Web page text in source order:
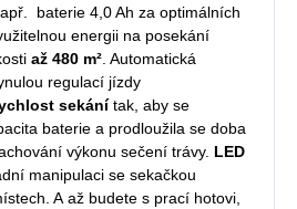
baterie 4,0 Ah za optimálních
energii na posekání
až 480 m². Automatická
regulací jízdy
sekání tak, aby se
baterie a prodloužila se doba
výkonu sečení trávy. LED
manipulaci se sekačkou
A až budete s prací hotovi,